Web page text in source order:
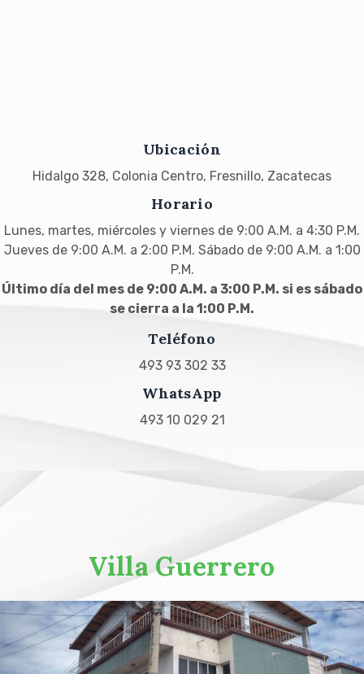
Ubicación
Hidalgo 328, Colonia Centro, Fresnillo, Zacatecas
Horario
Lunes, martes, miércoles y viernes de 9:00 A.M. a 4:30 P.M.
Jueves de 9:00 A.M. a 2:00 P.M. Sábado de 9:00 A.M. a 1:00
P.M.
Último día del mes de 9:00 A.M. a 3:00 P.M. si es sábado
se cierra a la 1:00 P.M.
Teléfono
493 93 302 33
WhatsApp
493 10 029 21
Villa Guerrero